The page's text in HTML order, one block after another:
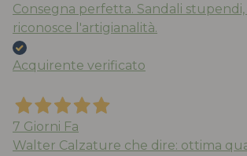
Consegna perfetta. Sandali stupendi,
riconosce l'artigianalità.
Acquirente verificato
7 Giorni Fa
Walter Calzature che dire: ottima